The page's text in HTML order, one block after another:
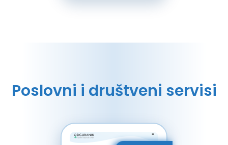
Poslovni i društveni servisi